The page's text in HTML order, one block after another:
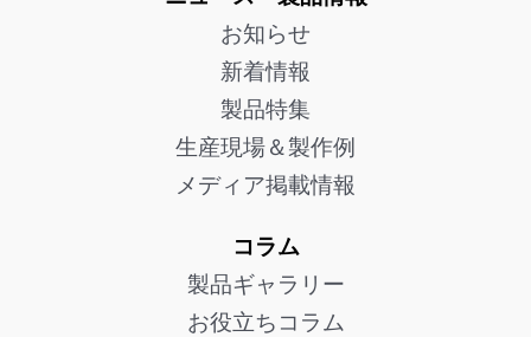
お知らせ
新着情報
製品特集
生産現場＆製作例
メディア掲載情報
コラム
製品ギャラリー
お役立ちコラム